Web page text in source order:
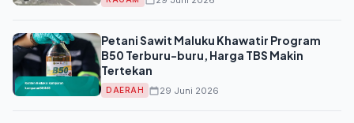
Petani Sawit Maluku Khawatir Program
B50 Terburu-buru, Harga TBS Makin
Tertekan
DAERAH 29 Juni 2026